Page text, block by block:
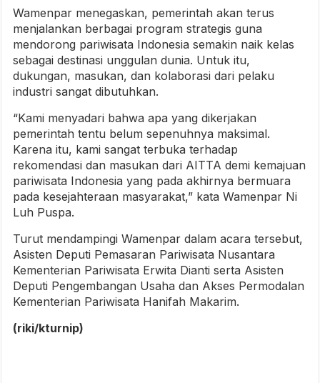
Wamenpar menegaskan, pemerintah akan terus
menjalankan berbagai program strategis guna
mendorong pariwisata Indonesia semakin naik kelas
sebagai destinasi unggulan dunia. Untuk itu,
dukungan, masukan, dan kolaborasi dari pelaku
industri sangat dibutuhkan.
“Kami menyadari bahwa apa yang dikerjakan
pemerintah tentu belum sepenuhnya maksimal.
Karena itu, kami sangat terbuka terhadap
rekomendasi dan masukan dari AITTA demi kemajuan
pariwisata Indonesia yang pada akhirnya bermuara
pada kesejahteraan masyarakat,” kata Wamenpar Ni
Luh Puspa.
Turut mendampingi Wamenpar dalam acara tersebut,
Asisten Deputi Pemasaran Pariwisata Nusantara
Kementerian Pariwisata Erwita Dianti serta Asisten
Deputi Pengembangan Usaha dan Akses Permodalan
Kementerian Pariwisata Hanifah Makarim.
(riki/kturnip)